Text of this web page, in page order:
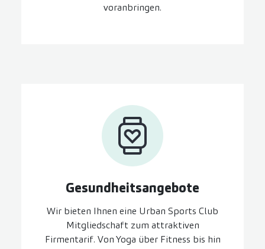
voranbringen.
Gesundheits­angebote
Wir bieten Ihnen eine Urban Sports Club
Mitgliedschaft zum attraktiven
Firmentarif. Von Yoga über Fitness bis hin